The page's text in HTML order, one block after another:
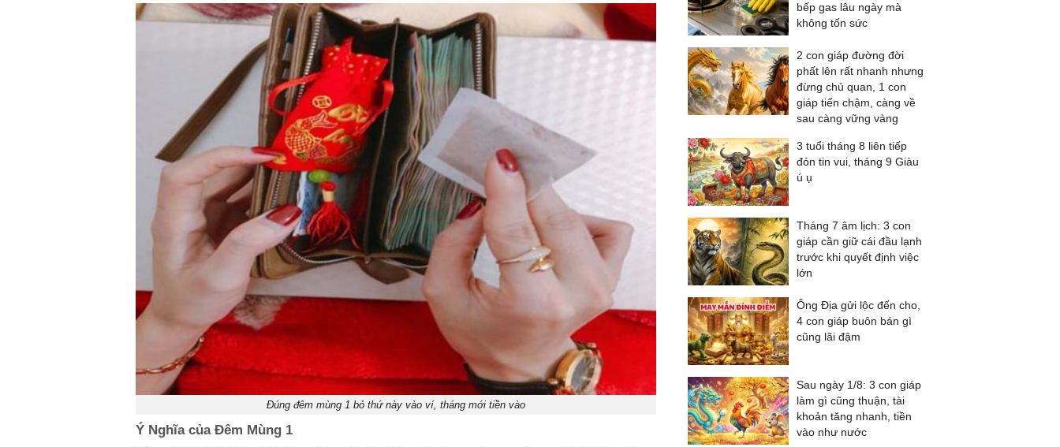
Đúng đêm mùng 1 bỏ thứ này vào ví, tháng mới tiền vào
Ý Nghĩa của Đêm Mùng 1
bếp gas lâu ngày mà
không tốn sức
2 con giáp đường đời
phất lên rất nhanh nhưng
đừng chủ quan, 1 con
giáp tiến chậm, càng về
sau càng vững vàng
3 tuổi tháng 8 liên tiếp
đón tin vui, tháng 9 Giàu
ú ụ
Tháng 7 âm lịch: 3 con
giáp cần giữ cái đầu lạnh
trước khi quyết định việc
lớn
Ông Địa gửi lộc đến cho,
4 con giáp buôn bán gì
cũng lãi đậm
Sau ngày 1/8: 3 con giáp
làm gì cũng thuận, tài
khoản tăng nhanh, tiền
vào như nước